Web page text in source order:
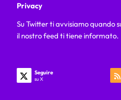
Privacy
Su Twitter ti avvisiamo quando
il nostro feed ti tiene informato.
Seguire
su X